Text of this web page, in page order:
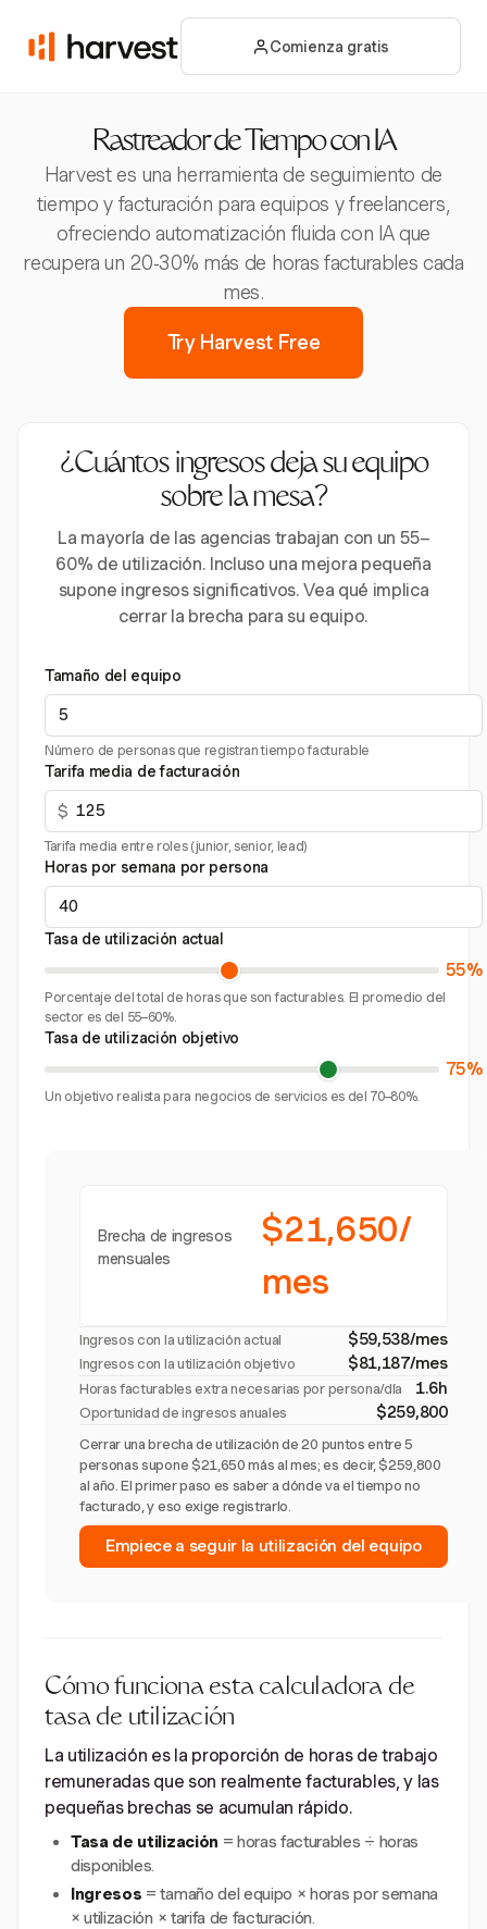
Comienza gratis
Rastreador de Tiempo con IA
Harvest es una herramienta de seguimiento de
tiempo y facturación para equipos y freelancers,
ofreciendo automatización fluida con IA que
recupera un 20-30% más de horas facturables cada
mes.
Try Harvest Free
¿Cuántos ingresos deja su equipo
sobre la mesa?
La mayoría de las agencias trabajan con un 55–
60% de utilización. Incluso una mejora pequeña
supone ingresos significativos. Vea qué implica
cerrar la brecha para su equipo.
Tamaño del equipo
Número de personas que registran tiempo facturable
Tarifa media de facturación
$
Tarifa media entre roles (junior, senior, lead)
Horas por semana por persona
Tasa de utilización actual
55%
Porcentaje del total de horas que son facturables. El promedio del
sector es del 55–60%.
Tasa de utilización objetivo
75%
Un objetivo realista para negocios de servicios es del 70–80%.
Brecha de ingresos
mensuales
$21,650/
mes
Ingresos con la utilización actual $59,538/mes
Ingresos con la utilización objetivo $81,187/mes
Horas facturables extra necesarias por persona/día 1.6h
Oportunidad de ingresos anuales $259,800
Cerrar una brecha de utilización de 20 puntos entre 5
personas supone $21,650 más al mes; es decir, $259,800
al año. El primer paso es saber a dónde va el tiempo no
facturado, y eso exige registrarlo.
Empiece a seguir la utilización del equipo
Cómo funciona esta calculadora de
tasa de utilización
La utilización es la proporción de horas de trabajo
remuneradas que son realmente facturables, y las
pequeñas brechas se acumulan rápido.
Tasa de utilización = horas facturables ÷ horas
disponibles.
Ingresos = tamaño del equipo × horas por semana
× utilización × tarifa de facturación.